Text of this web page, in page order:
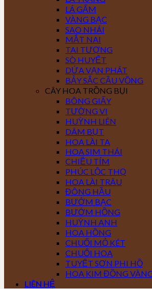
LÁ GẤM
VÀNG BẠC
SAO NHÁI
MẮT NAI
TAI TƯỢNG
SÒ HUYẾT
DỨA VẠN PHÁT
BẢY SẮC CẦU VỒNG
CÂY HOA TRỒNG BỤI
BÔNG GIẤY
TƯỜNG VI
HUỲNH LIÊN
DÂM BỤT
HOA LÀI TA
HOA SIM THÁI
CHIỀU TÍM
PHÚC LỘC THỌ
HOA LÀI TRÂU
ĐÔNG HẦU
BƯỚM BẠC
BƯỚM HỒNG
HUỲNH ANH
HOA HỒNG
CHUỐI MỎ KÉT
CHUỐI HOA
TUYẾT SƠN PHI HỒ
HOA KIM ĐỒNG
LIÊN HỆ